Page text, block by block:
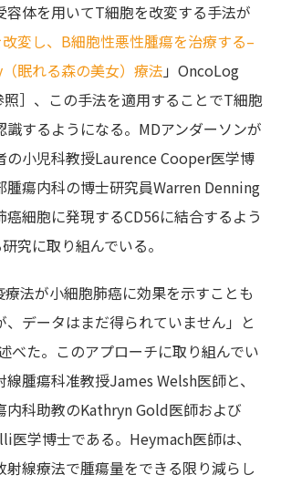
容体を用いてT細胞を改変する手法が
変し、B細胞性悪性腫瘍を治療する–
眠れる森の美女）療法 」OncoLog
］、この手法を適用することでT細胞
識するようになる。MDアンダーソンが
の小児科教授Laurence Cooper医学博
腫瘍内科の博士研究員Warren Denning
癌細胞に発現するCD56に結合するよう
究に取り組んでいる。
療法が小細胞肺癌に効果を示すことも
、データはまだ得られていません」と
べた。このアプローチに取り組んでい
腫瘍科准教授James Welsh医師と、
内科助教のKathryn Gold医師および
医学博士である。Heymach医師は、
射線療法で腫瘍量をできる限り減らし